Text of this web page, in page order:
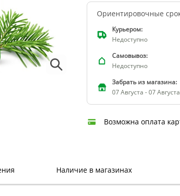
Ориентировочные
Курьером:
Недоступно
Самовывоз:
Недоступно
Забрать из магазина:
07 Августа - 07 Августа
Возможна оплата
Наличие в магазинах